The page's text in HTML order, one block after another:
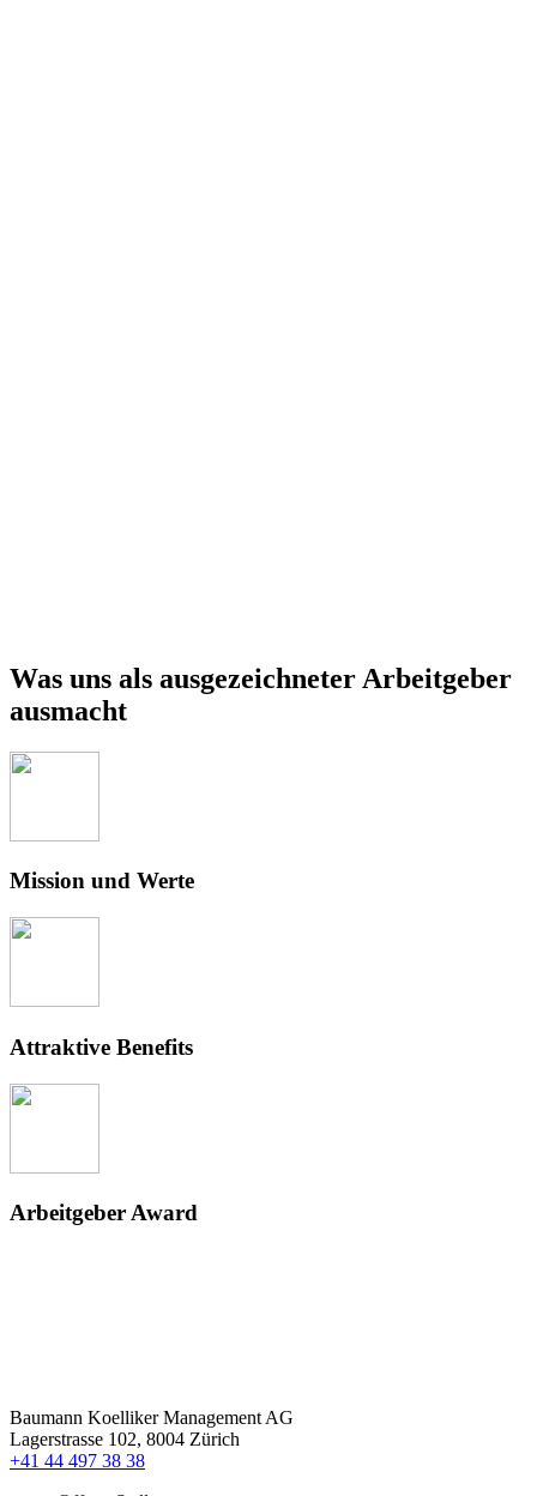
Was uns als ausgezeichneter Arbeitgeber
ausmacht
Mission und Werte
Attraktive Benefits
Arbeitgeber Award
Baumann Koelliker Management AG
Lagerstrasse 102, 8004 Zürich
+41 44 497 38 38